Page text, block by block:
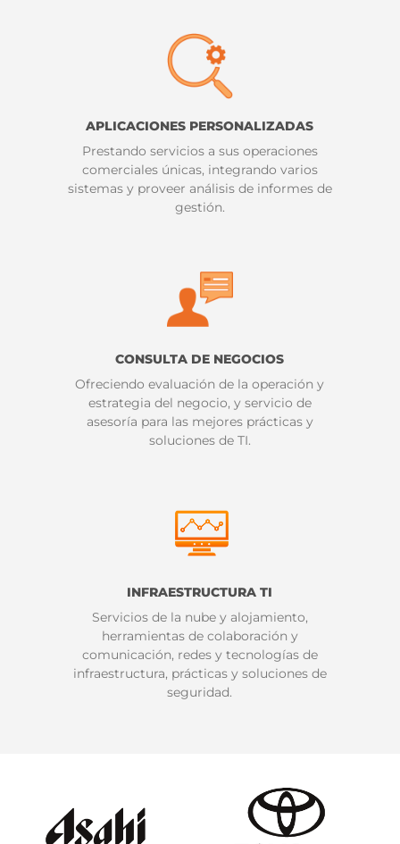
APLICACIONES PERSONALIZADAS
Prestando servicios a sus operaciones
comerciales únicas, integrando varios
sistemas y proveer análisis de informes de
gestión.
CONSULTA DE NEGOCIOS
Ofreciendo evaluación de la operación y
estrategia del negocio, y servicio de
asesoría para las mejores prácticas y
soluciones de TI.
INFRAESTRUCTURA TI
Servicios de la nube y alojamiento,
herramientas de colaboración y
comunicación, redes y tecnologías de
infraestructura, prácticas y soluciones de
seguridad.